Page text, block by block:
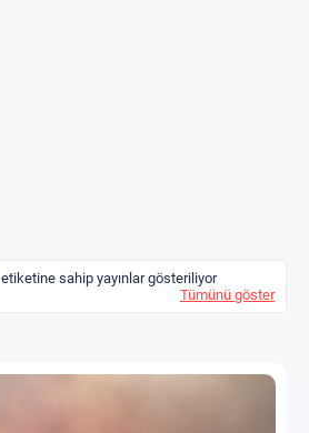
etiketine sahip yayınlar gösteriliyor
Tümünü göster